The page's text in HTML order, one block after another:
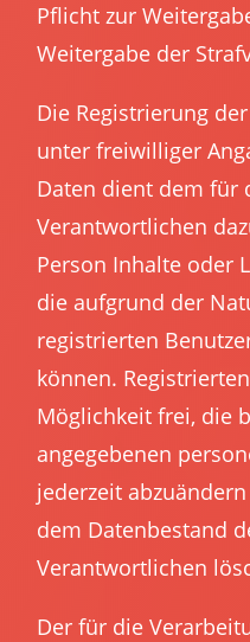
Pflicht zur
Weitergabe der
Die Registrierung
unter freiwilliger
Daten dient dem für
Verantwortlichen
Person Inhalte oder
die aufgrund der
registrierten
können.
Möglichkeit frei, die
angegebenen
jederzeit
dem Datenbestand
Verantwortlichen
Der für die